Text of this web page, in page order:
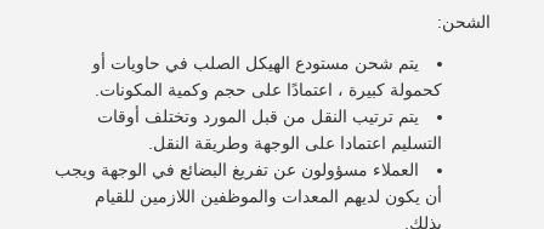
الشحن:
يتم شحن مستودع الهيكل الصلب في حاويات أو
كحمولة كبيرة ، اعتمادًا على حجم وكمية المكونات.
يتم ترتيب النقل من قبل المورد وتختلف أوقات
التسليم اعتمادا على الوجهة وطريقة النقل.
العملاء مسؤولون عن تفريغ البضائع في الوجهة ويجب
أن يكون لديهم المعدات والموظفين اللازمين للقيام
بذلك.